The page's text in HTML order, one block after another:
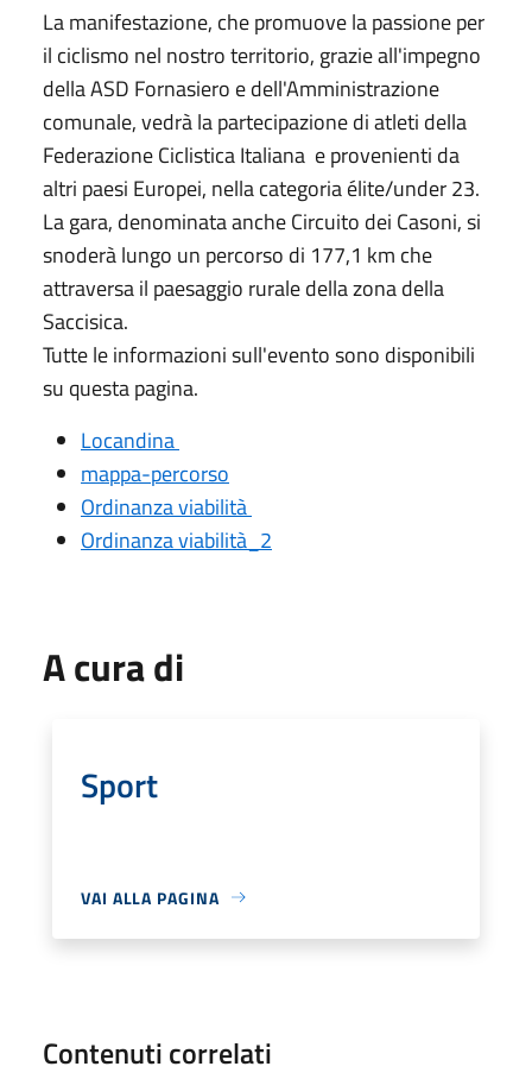
La manifestazione, che promuove la passione per
il ciclismo nel nostro territorio, grazie all'impegno
della ASD Fornasiero e dell'Amministrazione
comunale, vedrà la partecipazione di atleti della
Federazione Ciclistica Italiana e provenienti da
altri paesi Europei, nella categoria élite/under 23.
La gara, denominata anche Circuito dei Casoni, si
snoderà lungo un percorso di 177,1 km che
attraversa il paesaggio rurale della zona della
Saccisica.
Tutte le informazioni sull'evento sono disponibili
su questa pagina.
Locandina
mappa-percorso
Ordinanza viabilità
Ordinanza viabilità_2
A cura di
Sport
VAI ALLA PAGINA
Contenuti correlati